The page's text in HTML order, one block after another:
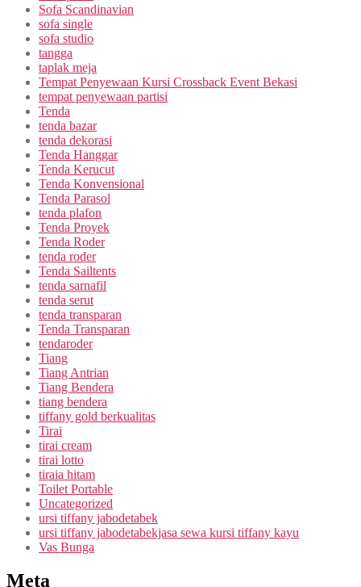
Sofa Scandinavian
sofa single
sofa studio
tangga
taplak meja
Tempat Penyewaan Kursi Crossback Event Bekasi
tempat penyewaan partisi
Tenda
tenda bazar
tenda dekorasi
Tenda Hanggar
Tenda Kerucut
Tenda Konvensional
Tenda Parasol
tenda plafon
Tenda Proyek
Tenda Roder
tenda roder
Tenda Sailtents
tenda sarnafil
tenda serut
tenda transparan
Tenda Transparan
tendaroder
Tiang
Tiang Antrian
Tiang Bendera
tiang bendera
tiffany gold berkualitas
Tirai
tirai cream
tirai lotto
tiraia hitam
Toilet Portable
Uncategorized
ursi tiffany jabodetabek
ursi tiffany jabodetabekjasa sewa kursi tiffany kayu
Vas Bunga
Meta